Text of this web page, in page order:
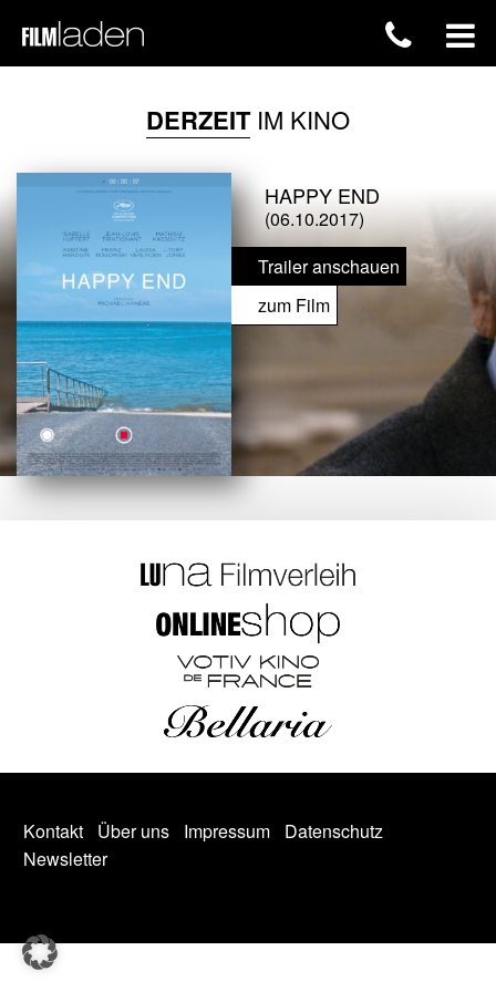
DERZEITIM KINO
HAPPY END
(06.10.2017)
Trailer anschauen
zum Film
Kontakt Über uns Impressum
Datenschutz
Newsletter